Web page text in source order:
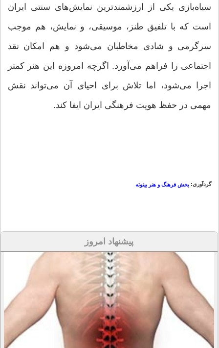
سیاه‌بازی یکی از ارزشمندترین نمایش‌های سنتی ایران
است که با تلفیق طنز، موسیقی، و نمایش، هم موجب
سرگرمی و شادی مخاطبان می‌شود و هم امکان نقد
اجتماعی را فراهم می‌آورد. اگرچه امروزه این هنر کمتر
اجرا می‌شود، اما تلاش برای احیای آن می‌تواند نقش
مهمی در حفظ هویت فرهنگی ایران ایفا کند.
گردآوری: بخش فرهنگ و هنر بیتوته
پیشنهاد امروز